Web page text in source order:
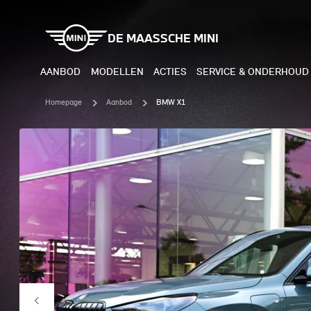
DE MAASSCHE MINI
AANBOD MODELLEN
ELEKTRISCH
MINI COOPER ELECTRIC
MINI ACEMAN ELECTRIC
MINI COUNTRYMAN ELECTRIC
JOHN COOPER WORKS
ELECTRIC
MINI
MINI
MINI
MINI
ACTIES SERVICE & ONDERHOUD
Homepage Aanbod BMW X1